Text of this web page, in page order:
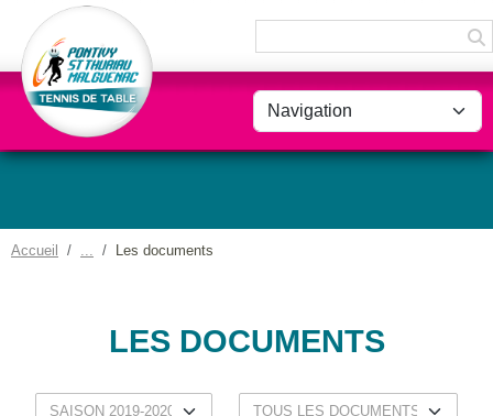
Accueil Les documents
LES DOCUMENTS
Panneau de gestion des cookies